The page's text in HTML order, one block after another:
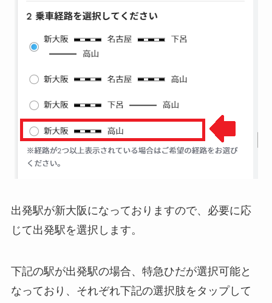
出発駅が新大阪になっておりますので、必要に応
じて出発駅を選択します。
下記の駅が出発駅の場合、特急ひだが選択可能と
なっており、それぞれ下記の選択肢をタップして